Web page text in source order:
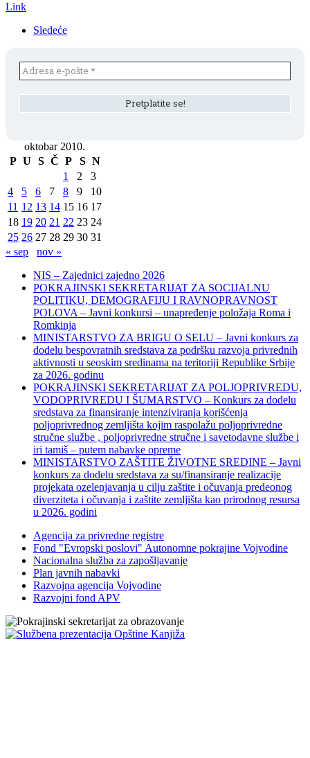
Link
Sledeće
oktobar 2010.
P U S Č P S N
1
2
3
4
5 6 7 8 9
10
11 12 13 14 15 16 17
18 19 20 21 22 23 24
25 26 27 28 29 30 31
« sep
nov »
NIS – Zajednici zajedno 2026
POKRAJINSKI SEKRETARIJAT ZA SOCIJALNU
POLITIKU, DEMOGRAFIJU I RAVNOPRAVNOST
POLOVA – Javni konkursi – unapređenje položaja Roma i
Romkinja
MINISTARSTVO ZA BRIGU O SELU – Javni konkurs za
dodelu bespovratnih sredstava za podršku razvoja privrednih
aktivnosti u seoskim sredinama na teritoriji Republike Srbije
za 2026. godinu
POKRAJINSKI SEKRETARIJAT ZA POLJOPRIVREDU,
VODOPRIVREDU I ŠUMARSTVO – Konkurs za dodelu
sredstava za finansiranje intenziviranja korišćenja
poljoprivrednog zemljišta kojim raspolažu poljoprivredne
stručne službe , poljoprivredne stručne i savetodavne službe i
iri tamiš ‒ putem nabavke opreme
MINISTARSTVO ZAŠTITE ŽIVOTNE SREDINE – Javni
konkurs za dodelu sredstava za su/finansiranje realizacije
projekata ozelenjavanja u cilju zaštite i očuvanja predeonog
diverziteta i očuvanja i zaštite zemljišta kao prirodnog resursa
u 2026. godini
Agencija za privredne registre
Fond "Evropski poslovi" Autonomne pokrajine Vojvodine
Nacionalna služba za zapošljavanje
Plan javnih nabavki
Razvojna agencija Vojvodine
Razvojni fond APV